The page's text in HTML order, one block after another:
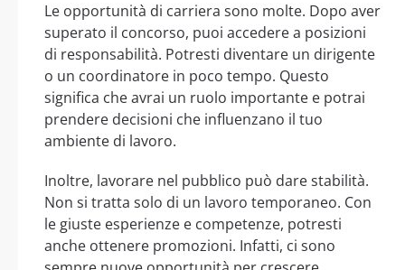
Le opportunità di carriera sono molte. Dopo aver
superato il concorso, puoi accedere a posizioni
di responsabilità. Potresti diventare un dirigente
o un coordinatore in poco tempo. Questo
significa che avrai un ruolo importante e potrai
prendere decisioni che influenzano il tuo
ambiente di lavoro.
Inoltre, lavorare nel pubblico può dare stabilità.
Non si tratta solo di un lavoro temporaneo. Con
le giuste esperienze e competenze, potresti
anche ottenere promozioni. Infatti, ci sono